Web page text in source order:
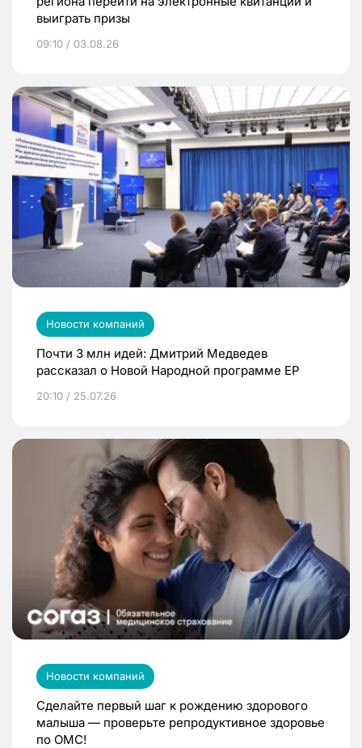
выиграть призы
09:10 / 03.08.26
Новости компаний
Почти 3 млн идей: Дмитрий Медведев
рассказал о Новой Народной программе ЕР
20:10 / 25.07.26
Новости компаний
Сделайте первый шаг к рождению здорового
малыша — проверьте репродуктивное здоровье
по ОМС!